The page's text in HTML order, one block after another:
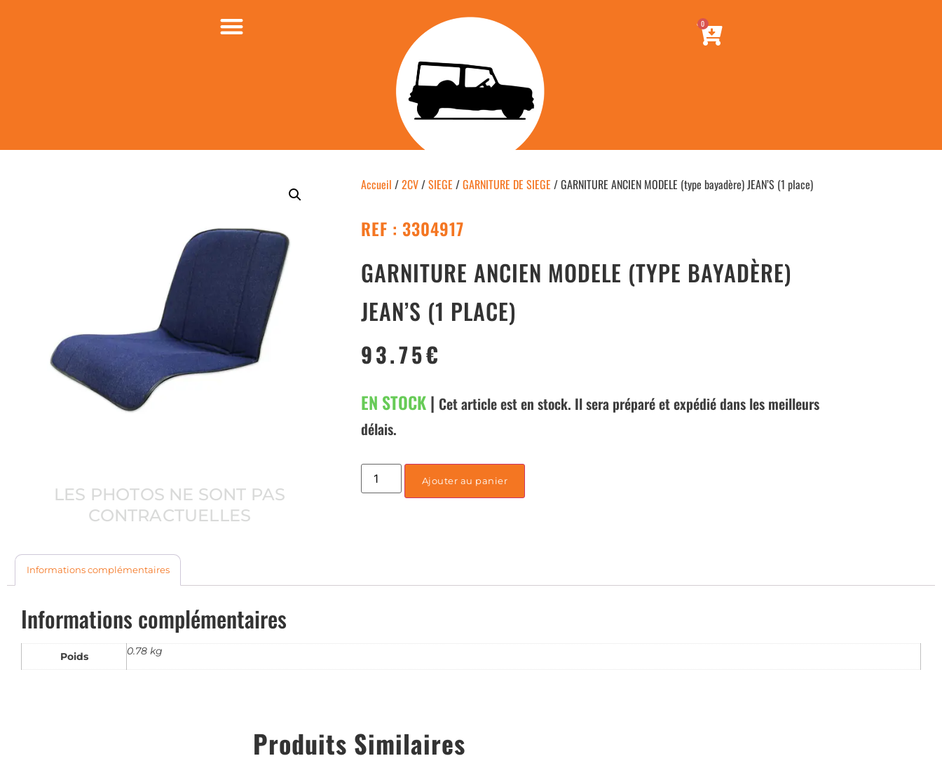
0
LES PHOTOS NE SONT PAS
CONTRACTUELLES
Accueil /2CV/SIEGE /GARNITURE DE SIEGE / GARNITURE ANCIEN MODELE (type bayadère) JEAN’S (1 place)
REF : 3304917
GARNITURE ANCIEN MODELE (TYPE BAYADÈRE)
JEAN’S (1 PLACE)
93.75€
EN STOCK| Cet article est en stock. Il sera préparé et expédié dans les meilleurs
délais.
Ajouter au panier
Informations complémentaires
Informations complémentaires
Poids 0.78 kg
Produits Similaires